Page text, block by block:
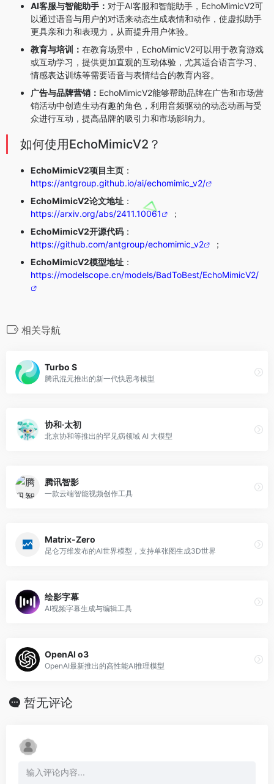
AI客服与智能助手： 对于AI客服和智能助手，EchoMimicV2可
以通过语音与用户的对话来动态生成表情和动作，使虚拟助手
更具亲和力和表现力，从而提升用户体验。
教育与培训： 在教育场景中，EchoMimicV2可以用于教育游戏
或互动学习，提供更加直观的互动体验，尤其适合语言学习、
情感表达训练等需要语音与表情结合的教育内容。
广告与品牌营销： EchoMimicV2能够帮助品牌在广告和市场营
销活动中创造生动有趣的角色，利用音频驱动的动态动画与受
众进行互动，提高品牌的吸引力和市场影响力。
如何使用EchoMimicV2？
EchoMimicV2项目主页 ：
https://antgroup.github.io/ai/echomimic_v2/
EchoMimicV2论文地址 ：
https://arxiv.org/abs/2411.10061
；
EchoMimicV2开源代码 ：
https://github.com/antgroup/echomimic_v2
；
EchoMimicV2模型地址 ：
https://modelscope.cn/models/BadToBest/EchoMimicV2/
相关导航
Turbo S
腾讯混元推出的新一代快思考模型
协和·太初
北京协和等推出的罕见病领域 AI 大模型
腾讯智影
一款云端智能视频创作工具
Matrix-Zero
昆仑万维发布的AI世界模型，支持单张图生成3D世界
绘影字幕
AI视频字幕生成与编辑工具
OpenAI o3
OpenAI最新推出的高性能AI推理模型
暂无评论